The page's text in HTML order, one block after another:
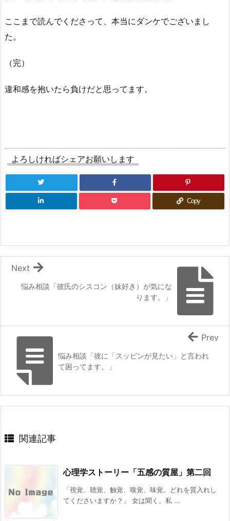
ここまで読んでくださって、本当にダンケでございまし
た。
（完）
違和感を抱いたら負けだと思ってます。
よろしければシェアお願いします
Copy
悩み相談「彼氏のシスコン（妹好き）が気にな
ります。」
Next
悩み相談「彼に「スッピンが見たい」と言われ
て困ってます。」
Prev
関連記事
心理学ストーリー「五感の質屋」第二回
「視覚、聴覚、触覚、嗅覚、味覚。どれを質入れし
てくださいますか？」 女は聞く。私 ...